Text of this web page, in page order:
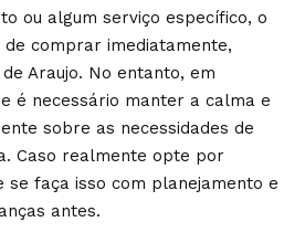
ou algum serviço específico, o
comprar imediatamente,
Araujo. No entanto, em
é necessário manter a calma e
sobre as necessidades de
Caso realmente opte por
se faça isso com planejamento e
antes.